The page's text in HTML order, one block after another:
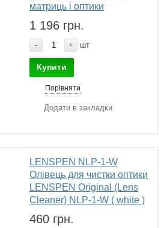
матриць і оптики
1 196 грн.
- + шт
Купити
Порівняти
Додати в закладки
LENSPEN NLP-1-W
Олівець для чистки оптики
LENSPEN Original (Lens
Cleaner) NLP-1-W ( white )
460 грн.